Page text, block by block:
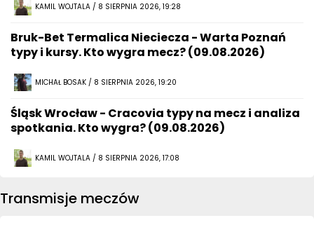
KAMIL WOJTALA / 8 SIERPNIA 2026, 19:28
Bruk-Bet Termalica Nieciecza - Warta Poznań
typy i kursy. Kto wygra mecz? (09.08.2026)
MICHAŁ BOSAK / 8 SIERPNIA 2026, 19:20
Śląsk Wrocław - Cracovia typy na mecz i analiza
spotkania. Kto wygra? (09.08.2026)
KAMIL WOJTALA / 8 SIERPNIA 2026, 17:08
Transmisje meczów